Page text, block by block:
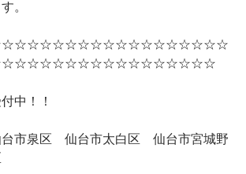
。
中！！
市泉区 仙台市太白区 仙台市宮城野